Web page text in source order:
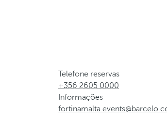
Telefone reservas
+356 2605 0000
Informações